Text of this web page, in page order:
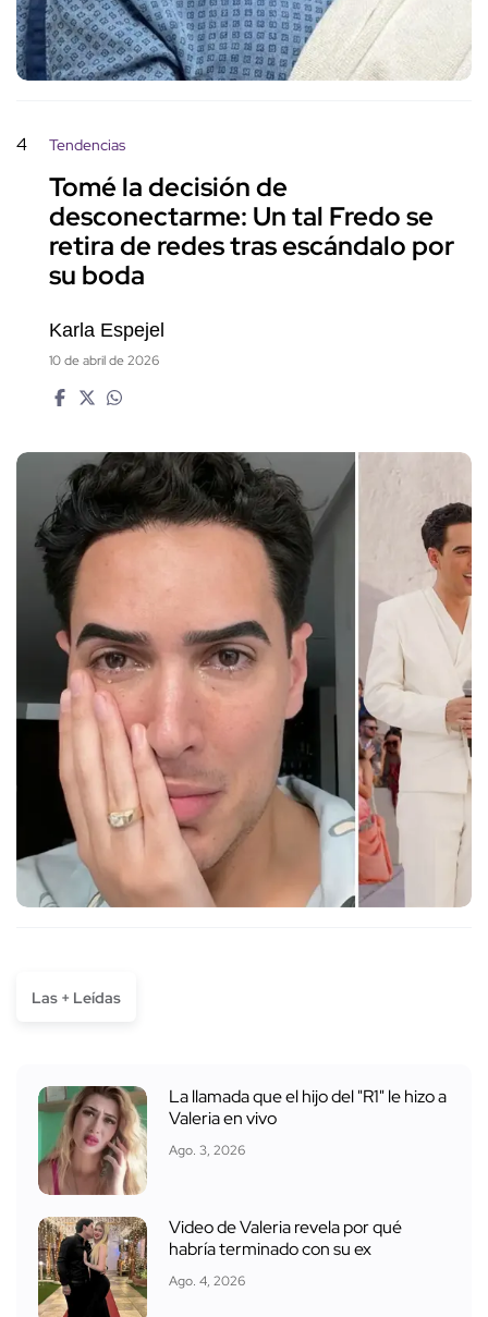
4 Tendencias
Tomé la decisión de
desconectarme: Un tal Fredo se
retira de redes tras escándalo por
su boda
Karla Espejel
10 de abril de 2026
Las + Leídas
La llamada que el hijo del "R1" le hizo a
Valeria en vivo
Ago. 3, 2026
Video de Valeria revela por qué
habría terminado con su ex
Ago. 4, 2026